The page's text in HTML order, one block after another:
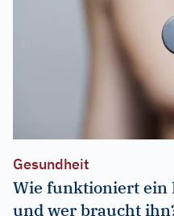
Gesundheit
Wie funktioniert ein
und wer braucht